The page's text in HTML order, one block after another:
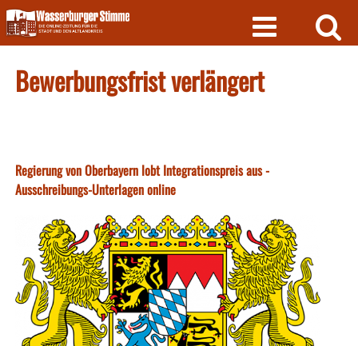
Skip
to
content
Bewerbungsfrist verlängert
Regierung von Oberbayern lobt Integrationspreis aus -
Ausschreibungs-Unterlagen online